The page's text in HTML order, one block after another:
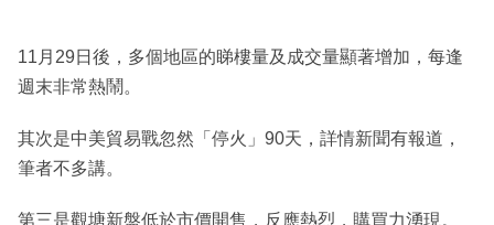
11月29日後，多個地區的睇樓量及成交量顯著增加，每逢
週末非常熱鬧。
其次是中美貿易戰忽然「停火」90天，詳情新聞有報道，
筆者不多講。
第三是觀塘新盤低於市價開售，反應熱烈，購買力湧現。